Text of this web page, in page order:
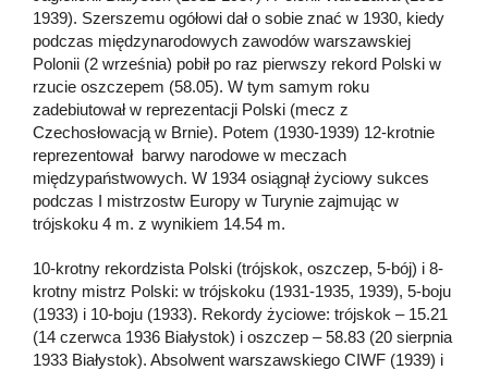
1939). Szerszemu ogółowi dał o sobie znać w 1930, kiedy
podczas międzynarodowych zawodów warszawskiej
Polonii (2 września) pobił po raz pierwszy rekord Polski w
rzucie oszczepem (58.05). W tym samym roku
zadebiutował w reprezentacji Polski (mecz z
Czechosłowacją w Brnie). Potem (1930-1939) 12-krotnie
reprezentował barwy narodowe w meczach
międzypaństwowych. W 1934 osiągnął życiowy sukces
podczas I mistrzostw Europy w Turynie zajmując w
trójskoku 4 m. z wynikiem 14.54 m.
10-krotny rekordzista Polski (trójskok, oszczep, 5-bój) i 8-
krotny mistrz Polski: w trójskoku (1931-1935, 1939), 5-boju
(1933) i 10-boju (1933). Rekordy życiowe: trójskok – 15.21
(14 czerwca 1936 Białystok) i oszczep – 58.83 (20 sierpnia
1933 Białystok). Absolwent warszawskiego CIWF (1939) i